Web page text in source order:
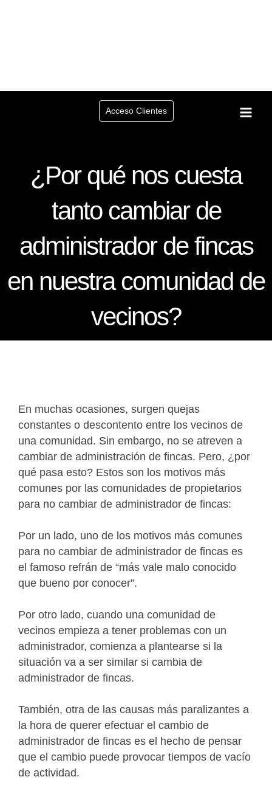
Acceso Clientes
¿Por qué nos cuesta
tanto cambiar de
administrador de fincas
en nuestra comunidad de
vecinos?
En muchas ocasiones, surgen quejas
constantes o descontento entre los vecinos de
una comunidad. Sin embargo, no se atreven a
cambiar de administración de fincas. Pero, ¿por
qué pasa esto? Estos son los motivos más
comunes por las comunidades de propietarios
para no cambiar de administrador de fincas:
Por un lado, uno de los motivos más comunes
para no cambiar de administrador de fincas es
el famoso refrán de “más vale malo conocido
que bueno por conocer”.
Por otro lado, cuando una comunidad de
vecinos empieza a tener problemas con un
administrador, comienza a plantearse si la
situación va a ser similar si cambia de
administrador de fincas.
También, otra de las causas más paralizantes a
la hora de querer efectuar el cambio de
administrador de fincas es el hecho de pensar
que el cambio puede provocar tiempos de vacío
de actividad.